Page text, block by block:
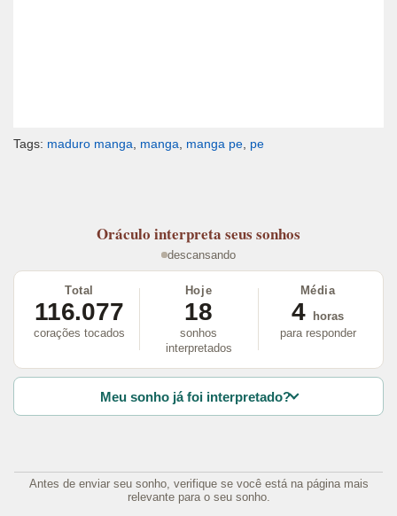
Tags: maduro manga, manga, manga pe, pe
Oráculo interpreta seus sonhos
descansando
Total
116.077
corações tocados
Hoje
18
sonhos
interpretados
Média
4 horas
para responder
Meu sonho já foi interpretado?
Antes de enviar seu sonho, verifique se você está na página mais
relevante para o seu sonho.